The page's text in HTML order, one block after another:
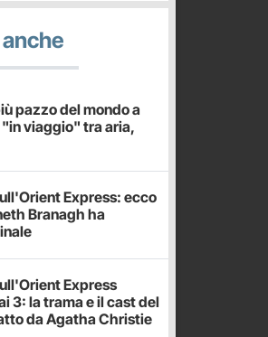
pazzo del mondo a
viaggio" tra aria,
Express: ecco
Branagh ha
Express
3: la trama e il cast del
da Agatha Christie